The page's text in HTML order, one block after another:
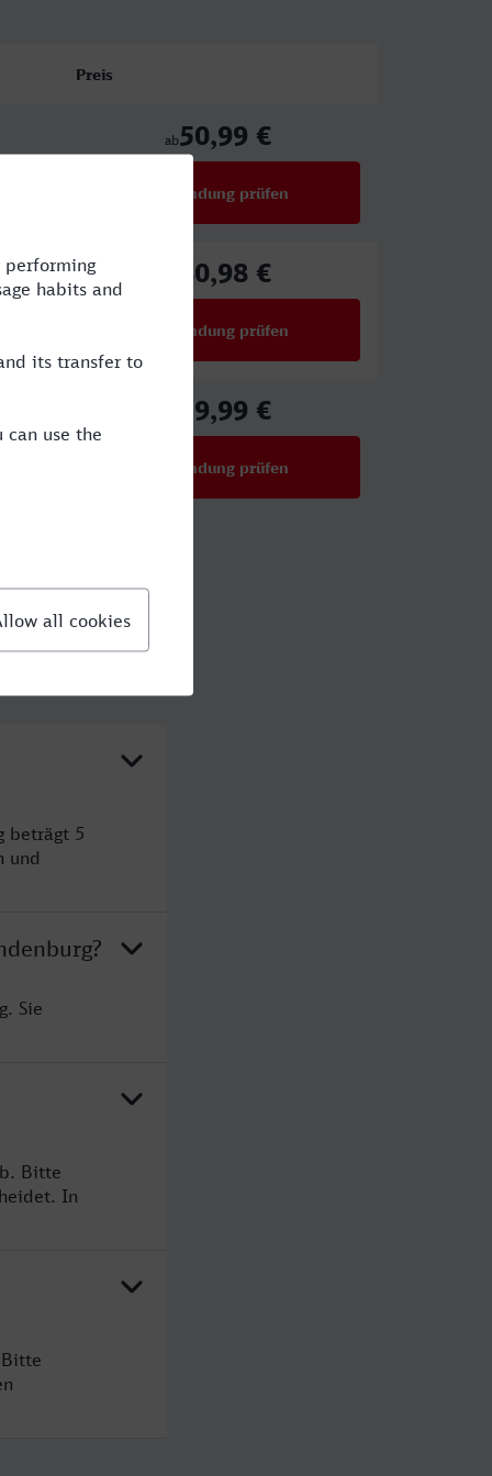
Preis
ab50,99 €
Verbindung prüfen
80,98 €
Verbindung prüfen
39,99 €
Verbindung prüfen
beträgt 5
und
Sie
Bitte
In